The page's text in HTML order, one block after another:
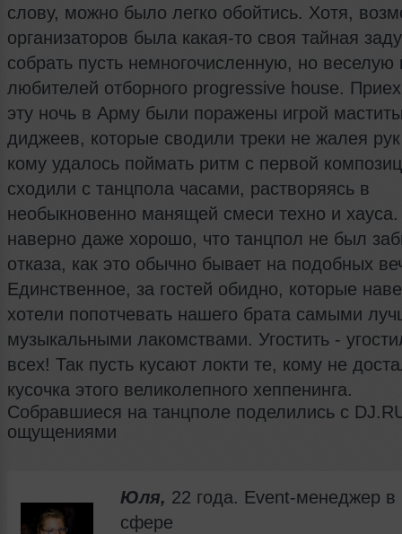
слову, можно было легко обойтись. Хотя,
организаторов была какая-то своя тайная
собрать пусть немногочисленную, но
любителей отборного progressive house.
эту ночь в Арму были поражены игрой
диджеев, которые сводили треки не жалея
кому удалось поймать ритм с первой
сходили с танцпола часами, растворяясь в
необыкновенно манящей смеси техно и
наверно даже хорошо, что танцпол не был
отказа, как это обычно бывает на подобных
Единственное, за гостей обидно, которые
хотели попотчевать нашего брата самыми
музыкальными лакомствами. Угостить -
всех! Так пусть кусают локти те, кому не
кусочка этого великолепного хеппенинга.
Собравшиеся на танцполе поделились с
ощущениями
Юля, 22 года. Event-менеджер в
сфере